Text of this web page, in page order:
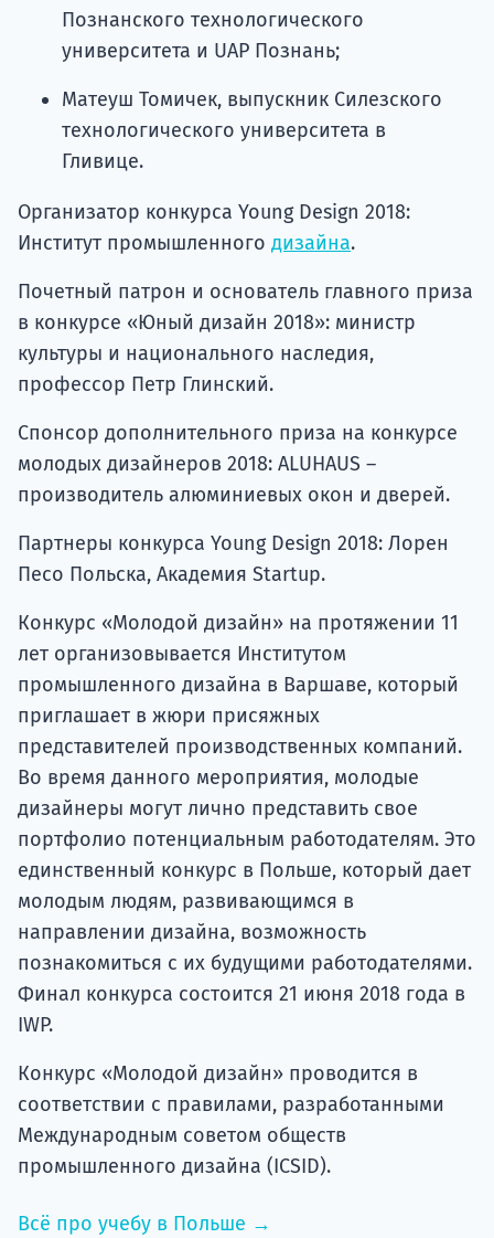
Познанского технологического
университета и UAP Познань;
Матеуш Томичек, выпускник Силезского
технологического университета в
Гливице.
Организатор конкурса Young Design 2018:
Институт промышленного дизайна.
Почетный патрон и основатель главного приза
в конкурсе «Юный дизайн 2018»: министр
культуры и национального наследия,
профессор Петр Глинский.
Спонсор дополнительного приза на конкурсе
молодых дизайнеров 2018: ALUHAUS –
производитель алюминиевых окон и дверей.
Партнеры конкурса Young Design 2018: Лорен
Песо Польска, Академия Startup.
Конкурс «Молодой дизайн» на протяжении 11
лет организовывается Институтом
промышленного дизайна в Варшаве, который
приглашает в жюри присяжных
представителей производственных компаний.
Во время данного мероприятия, молодые
дизайнеры могут лично представить свое
портфолио потенциальным работодателям. Это
единственный конкурс в Польше, который дает
молодым людям, развивающимся в
направлении дизайна, возможность
познакомиться с их будущими работодателями.
Финал конкурса состоится 21 июня 2018 года в
IWP.
Конкурс «Молодой дизайн» проводится в
соответствии с правилами, разработанными
Международным советом обществ
промышленного дизайна (ICSID).
Всё про учебу в Польше →